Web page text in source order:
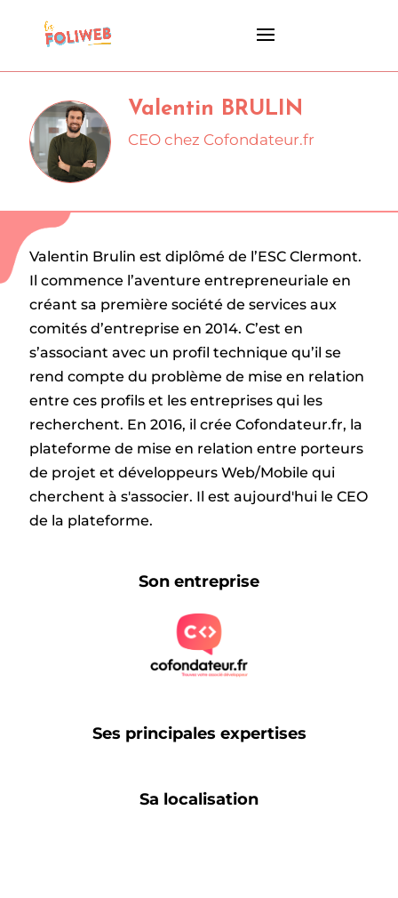
Valentin BRULIN
CEO chez Cofondateur.fr
Valentin Brulin est diplômé de l’ESC Clermont.
Il commence l’aventure entrepreneuriale en
créant sa première société de services aux
comités d’entreprise en 2014. C’est en
s’associant avec un profil technique qu’il se
rend compte du problème de mise en relation
entre ces profils et les entreprises qui les
recherchent. En 2016, il crée Cofondateur.fr, la
plateforme de mise en relation entre porteurs
de projet et développeurs Web/Mobile qui
cherchent à s'associer. Il est aujourd'hui le CEO
de la plateforme.
Son entreprise
Ses principales expertises
Sa localisation